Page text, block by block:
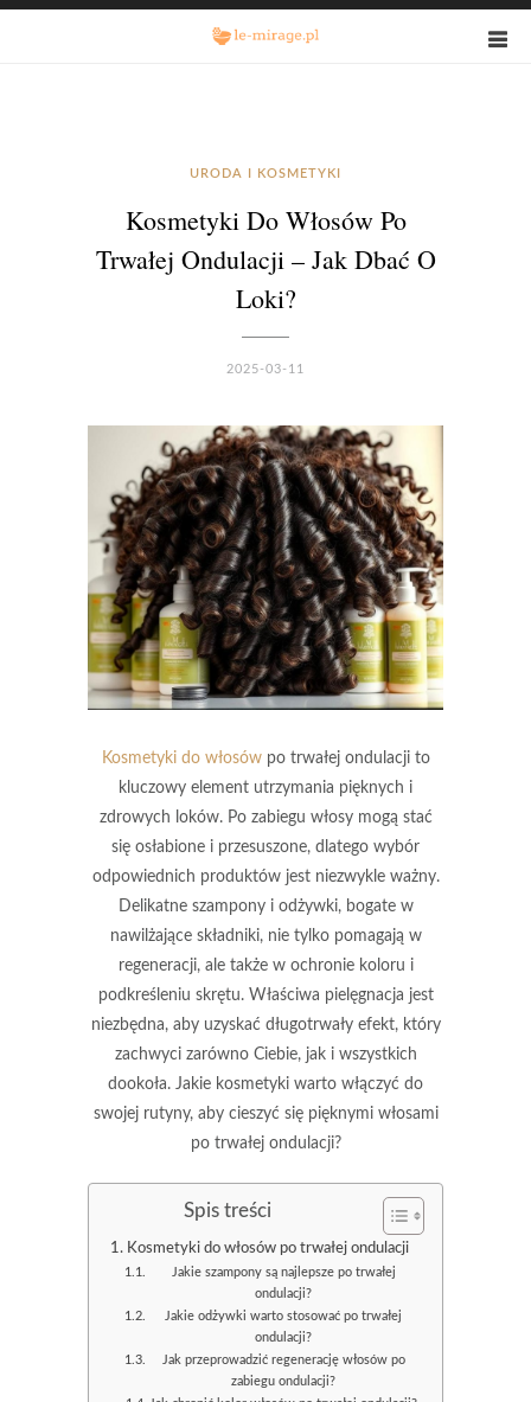
URODA I KOSMETYKI
Kosmetyki Do Włosów Po
Trwałej Ondulacji – Jak Dbać O
Loki?
2025-03-11
Kosmetyki do włosówpo trwałej ondulacji to
kluczowy element utrzymania pięknych i
zdrowych loków. Po zabiegu włosy mogą stać
się osłabione i przesuszone, dlatego wybór
odpowiednich produktów jest niezwykle ważny.
Delikatne szampony i odżywki, bogate w
nawilżające składniki, nie tylko pomagają w
regeneracji, ale także w ochronie koloru i
podkreśleniu skrętu. Właściwa pielęgnacja jest
niezbędna, aby uzyskać długotrwały efekt, który
zachwyci zarówno Ciebie, jak i wszystkich
dookoła. Jakie kosmetyki warto włączyć do
swojej rutyny, aby cieszyć się pięknymi włosami
po trwałej ondulacji?
Spis treści
Kosmetyki do włosów po trwałej ondulacji
Jakie szampony są najlepsze po trwałej
ondulacji?
Jakie odżywki warto stosować po trwałej
ondulacji?
Jak przeprowadzić regenerację włosów po
zabiegu ondulacji?